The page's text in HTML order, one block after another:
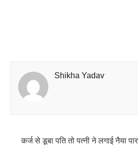
Shikha Yadav
कर्ज से डूबा पति तो पत्नी ने लगाई नैया